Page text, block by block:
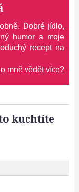
Dobré jídlo,
humor a moje
recept na
mně vědět více?
kuchtíte